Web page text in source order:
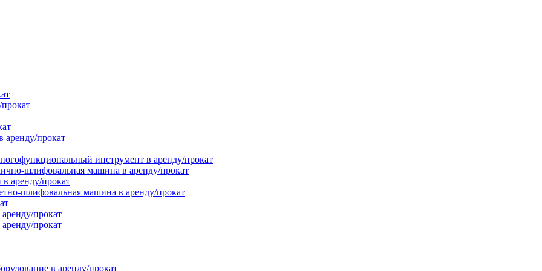
аренду/прокат
инструмент в аренду/прокат
шлифовальная машина в аренду/прокат
аренду/прокат
шлифовальная машина в аренду/прокат
прокат
прокат
в аренду/прокат